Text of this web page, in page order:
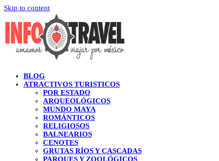
Skip to content
BLOG
ATRACTIVOS TURISTICOS
POR ESTADO
ARQUEOLÓGICOS
MUNDO MAYA
ROMÁNTICOS
RELIGIOSOS
BALNEARIOS
CENOTES
GRUTAS RÍOS Y CASCADAS
PARQUES Y ZOOLÓGICOS